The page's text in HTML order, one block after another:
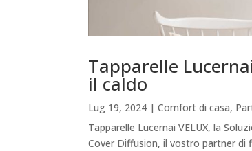
Tapparelle
il caldo
Lug 19, 2024| Comfort di casa,
Tapparelle Lucernai VELUX, la
Cover Diffusion, il vostro partner di